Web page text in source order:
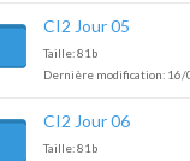
CI2 Jour 05
Taille: 81b
Dernière modification:
CI2 Jour 06
Taille: 81b